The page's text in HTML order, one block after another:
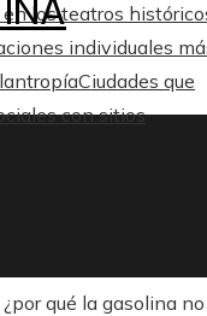
los teatros
individuales
Ciudades que
con sitios
qué la gasolina no